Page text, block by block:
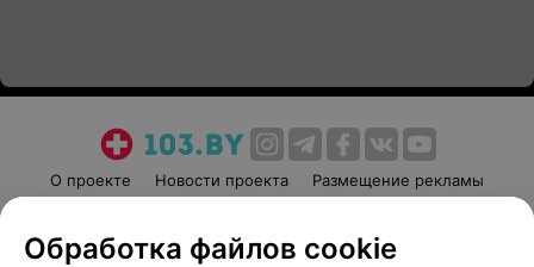
О проекте Новости проекта
Размещение рекламы
Пользовательское соглашение
Способы оплаты
Обработка файлов cookie